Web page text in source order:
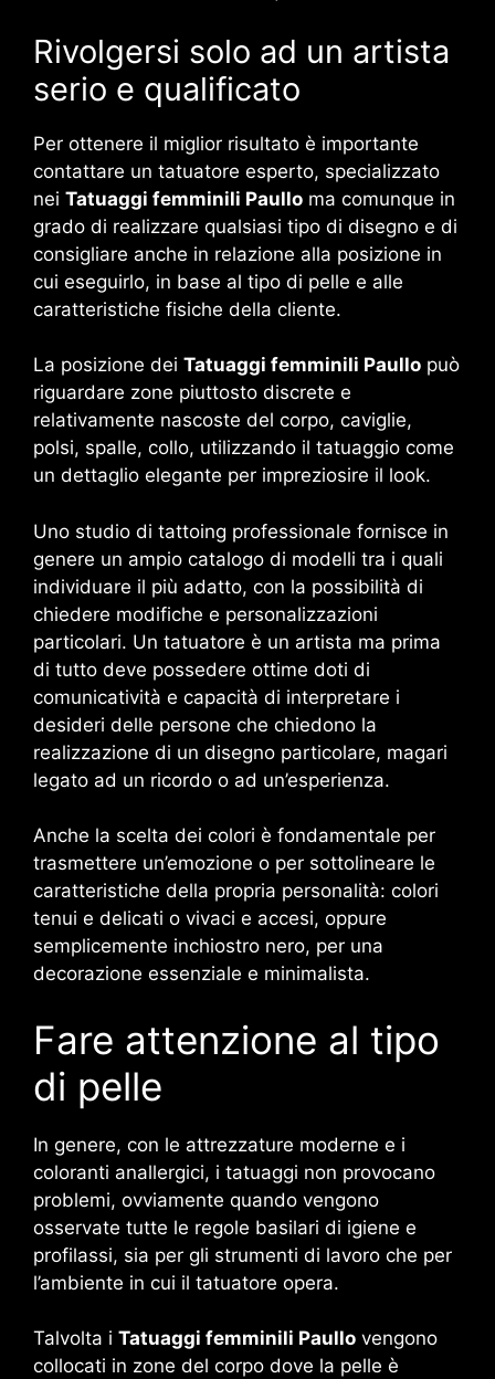
Rivolgersi solo ad un artista
serio e qualificato
Per ottenere il miglior risultato è importante
contattare un tatuatore esperto, specializzato
nei Tatuaggi femminili Paullo ma comunque in
grado di realizzare qualsiasi tipo di disegno e di
consigliare anche in relazione alla posizione in
cui eseguirlo, in base al tipo di pelle e alle
caratteristiche fisiche della cliente.
La posizione dei Tatuaggi femminili Paullo può
riguardare zone piuttosto discrete e
relativamente nascoste del corpo, caviglie,
polsi, spalle, collo, utilizzando il tatuaggio come
un dettaglio elegante per impreziosire il look.
Uno studio di tattoing professionale fornisce in
genere un ampio catalogo di modelli tra i quali
individuare il più adatto, con la possibilità di
chiedere modifiche e personalizzazioni
particolari. Un tatuatore è un artista ma prima
di tutto deve possedere ottime doti di
comunicatività e capacità di interpretare i
desideri delle persone che chiedono la
realizzazione di un disegno particolare, magari
legato ad un ricordo o ad un’esperienza.
Anche la scelta dei colori è fondamentale per
trasmettere un’emozione o per sottolineare le
caratteristiche della propria personalità: colori
tenui e delicati o vivaci e accesi, oppure
semplicemente inchiostro nero, per una
decorazione essenziale e minimalista.
Fare attenzione al tipo
di pelle
In genere, con le attrezzature moderne e i
coloranti anallergici, i tatuaggi non provocano
problemi, ovviamente quando vengono
osservate tutte le regole basilari di igiene e
profilassi, sia per gli strumenti di lavoro che per
l’ambiente in cui il tatuatore opera.
Talvolta i Tatuaggi femminili Paullo vengono
collocati in zone del corpo dove la pelle è